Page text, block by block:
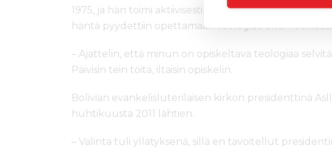
1975, ja hän toimi aktiivisesti useissa seurakunnissa
häntä pyydettiin opettamaan teologiaa
– Ajattelin, että minun on opiskeltava teologiaa
Päivisin tein töitä, iltaisin opiskelin.
Bolivian evankelisluterilaisen kirkon presidenttinä
huhtikuusta 2011 lähtien.
– Valinta tuli yllätyksenä, sillä en tavoitellut